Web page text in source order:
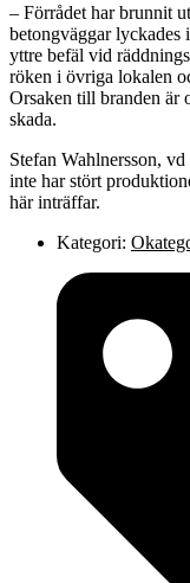
– Förrådet har brunnit
betongväggar lyckades
yttre befäl vid
röken i övriga lokalen
Orsaken till branden är
skada.
Stefan Wahlnersson,
inte har stört
här inträffar.
Kategori: